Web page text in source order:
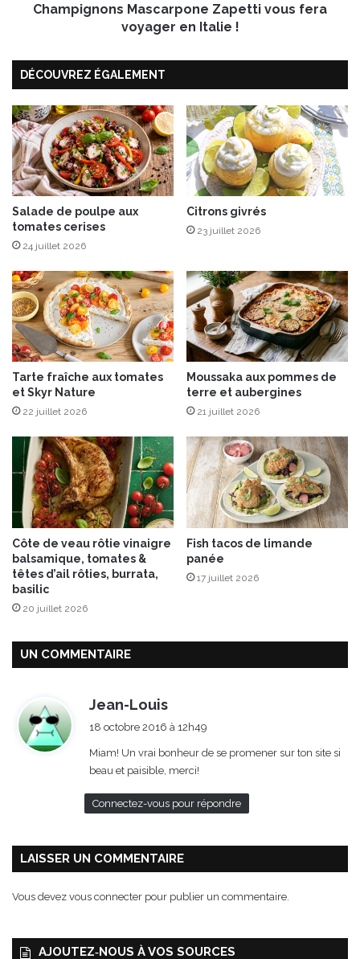
s
t
a
c
h
e
e
t
p
u
é
e
d
e
p
a
n
a
i
n
v
a
n
t
e
,
l
a
S
a
c
e
C
h
a
m
p
i
g
a
s
c
a
r
o
Z
a
o
Champignons Mascarpone Zapetti vous fera
voyager en Italie !
DÉCOUVREZ ÉGALEMENT
Salade de poulpe aux
tomates cerises
24 juillet 2026
Citrons givrés
23 juillet 2026
Tarte fraîche aux tomates
et Skyr Nature
22 juillet 2026
Moussaka aux pommes de
terre et aubergines
21 juillet 2026
Côte de veau rôtie vinaigre
balsamique, tomates &
têtes d’ail rôties, burrata,
basilic
20 juillet 2026
Fish tacos de limande
panée
17 juillet 2026
UN COMMENTAIRE
Jean-Louis
:
18 octobre 2016 à 12h49
Miam! Un vrai bonheur de se promener sur ton site si
beau et paisible, merci!
Connectez-vous pour répondre
LAISSER UN COMMENTAIRE
Vous devez vous connecter pour publier un commentaire.
AJOUTEZ‑NOUS À VOS SOURCES